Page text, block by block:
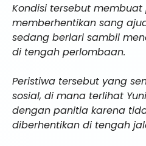
Kondisi tersebut
memberhentikan sang
sedang berlari sambil
di tengah perlombaan.
Peristiwa tersebut yang
sosial, di mana terlihat
dengan panitia karena
diberhentikan di tengah